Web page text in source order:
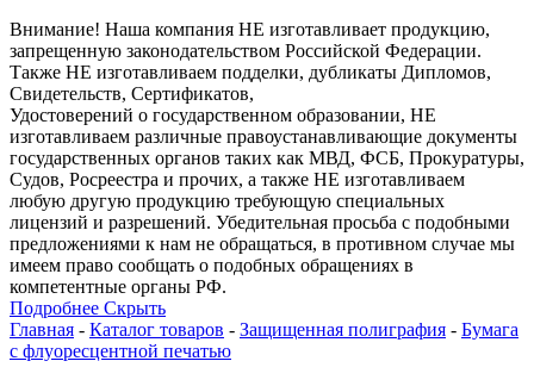
Внимание! Наша компания НЕ изготавливает продукцию,
запрещенную законодательством Российской Федерации.
Также НЕ изготавливаем подделки, дубликаты Дипломов,
Свидетельств, Сертификатов,
Удостоверений о государственном образовании, НЕ
изготавливаем различные правоустанавливающие документы
государственных органов таких как МВД, ФСБ, Прокуратуры,
Судов, Росреестра и прочих, а также НЕ изготавливаем
любую другую продукцию требующую специальных
лицензий и разрешений. Убедительная просьба с подобными
предложениями к нам не обращаться, в противном случае мы
имеем право сообщать о подобных обращениях в
компетентные органы РФ.
Подробнее Скрыть
Главная - Каталог товаров - Защищенная полиграфия - Бумага
с флуоресцентной печатью